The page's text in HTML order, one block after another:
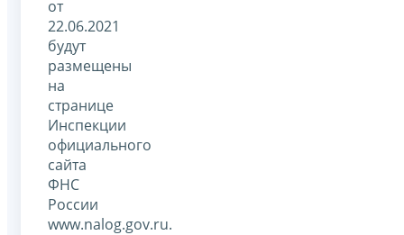
от
22.06.2021
будут
размещены
на
странице
Инспекции
официального
сайта
ФНС
России
www.nalog.gov.ru.